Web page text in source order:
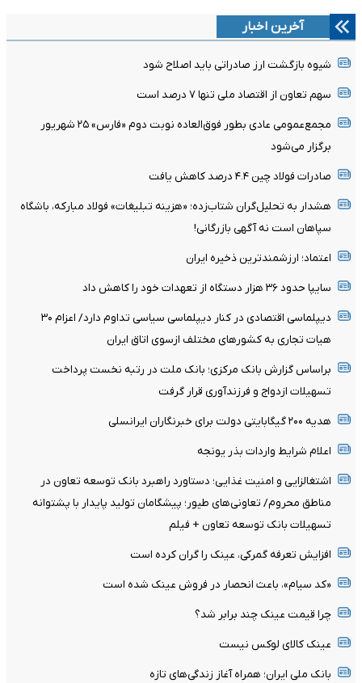
آخرین اخبار
شیوه بازگشت ارز صادراتی باید اصلاح شود
سهم تعاون از اقتصاد ملی تنها ۷ درصد است
مجمع‌عمومی عادی بطور فوق‌العاده نوبت دوم «فارس» ۲۵ شهریور
برگزار می‌شود
صادرات فولاد چین ۴.۴ درصد کاهش یافت
هشدار به تحلیل‌گران شتاب‌زده؛ «هزینه تبلیغات» فولاد مبارکه، باشگاه
سپاهان است نه آگهی بازرگانی!
اعتماد؛ ارزشمندترین ذخیره ایران
سایپا حدود ۳۶ هزار دستگاه از تعهدات خود را کاهش داد
دیپلماسی اقتصادی در کنار دیپلماسی سیاسی تداوم دارد/ اعزام ۳۰
هیات تجاری به کشورهای مختلف ازسوی اتاق ایران
براساس گزارش بانک مرکزی؛ بانک ملت در رتبه نخست پرداخت
تسهیلات ازدواج و فرزندآوری قرار گرفت
هدیه ۲۰۰ گیگابایتی دولت برای خبرنگاران ایرانسلی
اعلام شرایط واردات بذر یونجه
اشتغالزایی و امنیت غذایی؛ دستاورد راهبرد بانک توسعه تعاون در
مناطق محروم/ تعاونی‌های طیور؛ پیشگامان تولید پایدار با پشتوانه
تسهیلات بانک توسعه تعاون + فیلم
افزایش تعرفه گمرکی، عینک را گران کرده است
«کد سیام»، باعث انحصار در فروش عینک شده است
چرا قیمت عینک چند برابر شد؟
عینک کالای لوکس نیست
بانک ملی ایران؛ همراه آغاز زندگی‌های تازه